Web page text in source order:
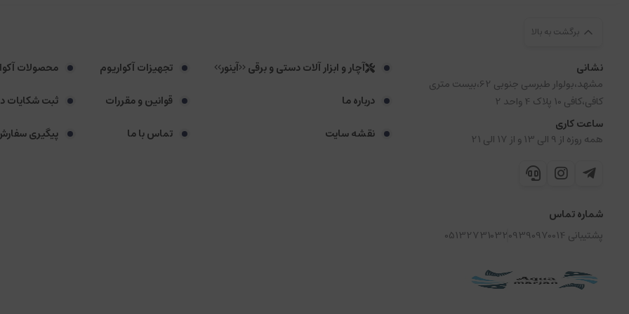
برگشت به بالا
نشانی
مشهد،بولوار طبرسی جنوبی 62،بیست متری
کافی،کافی 10 پلاک 4 واحد 2
ساعت کاری
همه روزه از 9 الی 13 و از 17 الی 21
شماره تماس
پشتیبانی 09390970014
05132731032
آچار و ابزار آلات دستی و برقی <<آینور>> تجهیزات آکواریوم
محصولات
درباره ما
قوانین و مقررات
ثبت شکایات
نقشه سایت
تماس با ما پیگیری